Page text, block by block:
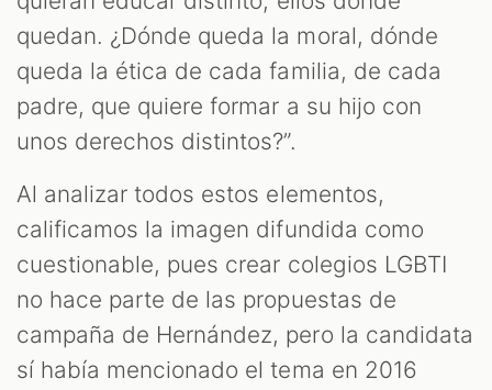
quedan. ¿Dónde queda la moral, dónde
queda la ética de cada familia, de cada
padre, que quiere formar a su hijo con
unos derechos distintos?”.
Al analizar todos estos elementos,
calificamos la imagen difundida como
cuestionable, pues crear colegios LGBTI
no hace parte de las propuestas de
campaña de Hernández, pero la candidata
sí había mencionado el tema en 2016